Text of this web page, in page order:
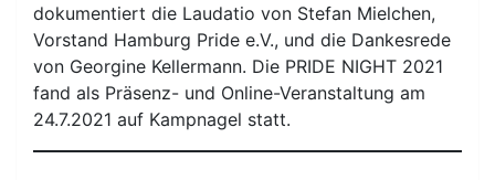
dokumentiert die Laudatio von Stefan Mielchen,
Vorstand Hamburg Pride e.V., und die Dankesrede
von Georgine Kellermann. Die PRIDE NIGHT 2021
fand als Präsenz- und Online-Veranstaltung am
24.7.2021 auf Kampnagel statt.